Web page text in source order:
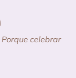
Porque celebrar